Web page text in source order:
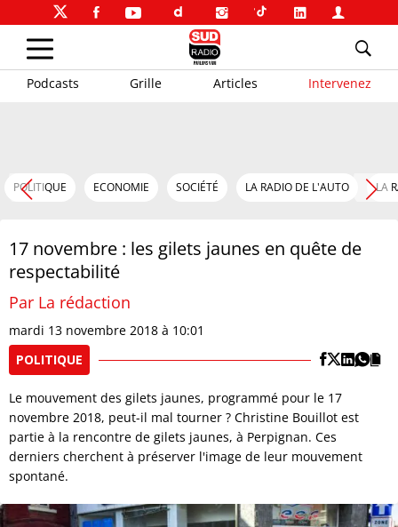
Podcasts Grille Articles Intervenez
POLITIQUE ECONOMIE SOCIÉTÉ LA RADIO DE L'AUTO LA
17 novembre : les gilets jaunes en quête de
respectabilité
Par La rédaction
mardi 13 novembre 2018 à 10:01
POLITIQUE
Le mouvement des gilets jaunes, programmé pour le 17
novembre 2018, peut-il mal tourner ? Christine Bouillot est
partie à la rencontre de gilets jaunes, à Perpignan. Ces
derniers cherchent à préserver l'image de leur mouvement
spontané.